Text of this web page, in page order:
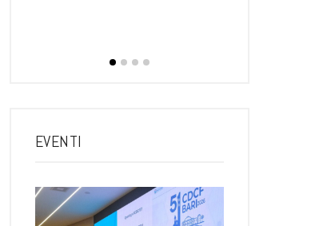
17…
EVENTI